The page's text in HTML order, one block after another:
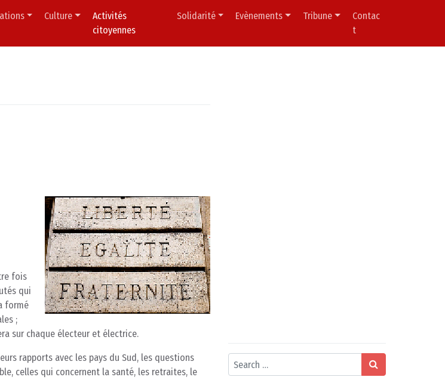
Culture
Activités
citoyennes
Solidarité Evènements Tribune
Contac
t
fois
qui
formé
;
sur chaque électeur et électrice.
rapports avec les pays du Sud, les questions
celles qui concernent la santé, les retraites, le
Search